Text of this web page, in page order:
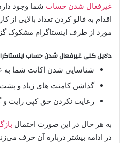
غیرفعال شدن حساب شما وجود
اقدام به فالو کردن تعداد بالایی از
مورد از طرف اینستاگرام مشکوک
دلایل کلی غیرفعال شدن حساب
شناسایی شدن اکانت شما به
گذاشن کامنت های زیاد و پشت
رعایت نکردن حق کپی رایت و
به هر حال در این صورت احتمال
در ادامه بیشتر درباره آن حرف